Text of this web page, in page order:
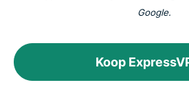
Google.
Koop